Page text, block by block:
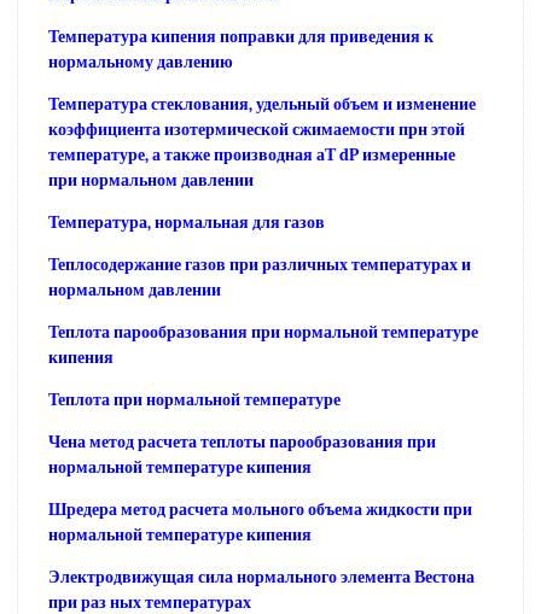
Температура кипения поправки для приведения к
нормальному давлению
Температура стеклования, удельный объем и изменение
коэффициента изотермической сжимаемости прн этой
температуре, а также производная аТ dP измеренные
при нормальном давлении
Температура, нормальная для газов
Теплосодержание газов при различных температурах и
нормальном давлении
Теплота парообразования при нормальной температуре
кипения
Теплота при нормальной температуре
Чена метод расчета теплоты парообразования при
нормальной температуре кипения
Шредера метод расчета мольного объема жидкости при
нормальной температуре кипения
Электродвижущая сила нормального элемента Вестона
при раз ных температурах